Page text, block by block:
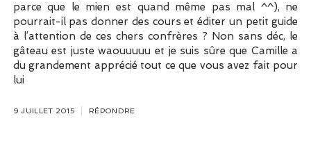
parce que le mien est quand même pas mal ^^), ne
pourrait-il pas donner des cours et éditer un petit guide
à l’attention de ces chers confrères ? Non sans déc, le
gâteau est juste waouuuuu et je suis sûre que Camille a
du grandement apprécié tout ce que vous avez fait pour
lui
9 JUILLET 2015 RÉPONDRE